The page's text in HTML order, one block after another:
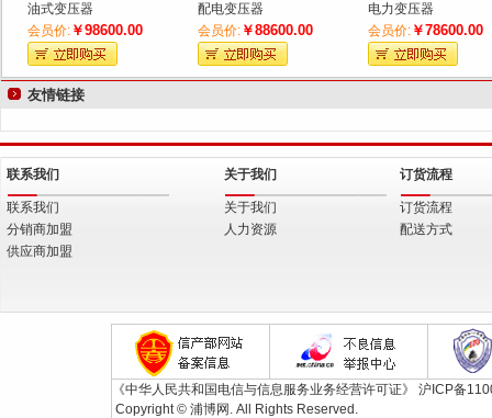
油式变压器
会员价:￥98600.00
配电变压器
会员价:￥88600.00
电力变压器
会员价: ￥78600.00
友情链接
联系我们
联系我们
分销商加盟
供应商加盟
关于我们
关于我们
人力资源
订货流程
订货流程
配送方式
《中华人民共和国电信与信息服务业务经营许可证》 沪ICP备
Copyright © 浦博网. All Rights Reserved.